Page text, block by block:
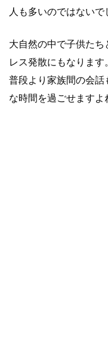
人も多いのではないで
大自然の中で子供たち
レス発散にもなります
普段より家族間の会
な時間を過ごせますよ